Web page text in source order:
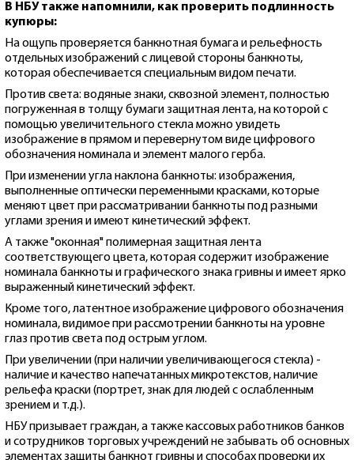
В НБУ также напомнили, как проверить подлинность
купюры:
На ощупь проверяется банкнотная бумага и рельефность
отдельных изображений с лицевой стороны банкноты,
которая обеспечивается специальным видом печати.
Против света: водяные знаки, сквозной элемент, полностью
погруженная в толщу бумаги защитная лента, на которой с
помощью увеличительного стекла можно увидеть
изображение в прямом и перевернутом виде цифрового
обозначения номинала и элемент малого герба.
При изменении угла наклона банкноты: изображения,
выполненные оптически переменными красками, которые
меняют цвет при рассматривании банкноты под разными
углами зрения и имеют кинетический эффект.
А также "оконная" полимерная защитная лента
соответствующего цвета, которая содержит изображение
номинала банкноты и графического знака гривны и имеет ярко
выраженный кинетический эффект.
Кроме того, латентное изображение цифрового обозначения
номинала, видимое при рассмотрении банкноты на уровне
глаз против света под острым углом.
При увеличении (при наличии увеличивающегося стекла) -
наличие и качество напечатанных микротекстов, наличие
рельефа краски (портрет, знак для людей с ослабленным
зрением и т.д.).
НБУ призывает граждан, а также кассовых работников банков
и сотрудников торговых учреждений не забывать об основных
элементах защиты банкнот гривны и способах проверки их